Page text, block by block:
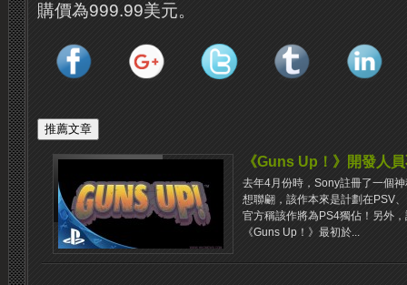
購價為999.99美元。
《Guns Up！》開發人
去年4月份時，Sony註冊了一個
想聯翩，該作本來是計劃在PSV
官方稱該作將為PS4獨佔！另外
《Guns Up！》最初於...